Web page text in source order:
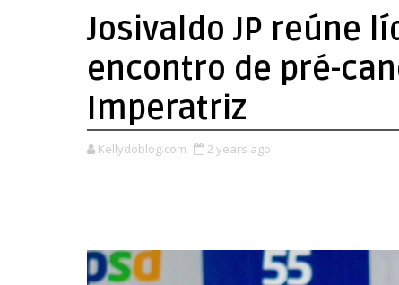
Josivaldo JP reúne
encontro de pré-
Imperatriz
Kellydoblog.com 2 years ago